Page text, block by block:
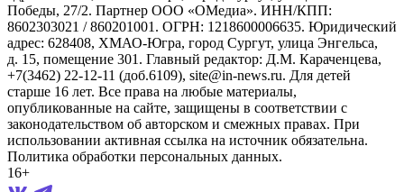
Победы, 27/2. Партнер ООО «ОМедиа». ИНН/КПП:
8602303021 / 860201001. ОГРН: 1218600006635. Юридический
адрес: 628408, ХМАО-Югра, город Сургут, улица Энгельса,
д. 15, помещение 301. Главный редактор: Д.М. Караченцева,
+7(3462) 22-12-11 (доб.6109), site@in-news.ru. Для детей
старше 16 лет. Все права на любые материалы,
опубликованные на сайте, защищены в соответствии с
законодательством об авторском и смежных правах. При
использовании активная ссылка на источник обязательна.
Политика обработки персональных данных.
16+